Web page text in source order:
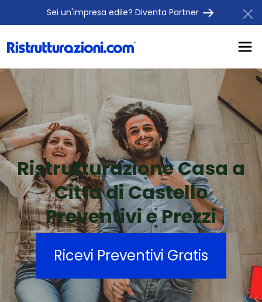
Sei un'impresa edile? Diventa Partner
Ristrutturazione Casa a
Città di Castello
Preventivi e Prezzi
Ricevi Preventivi Gratis